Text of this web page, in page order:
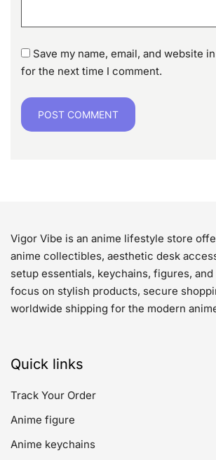
Save my name, email, and website
for the next time I comment.
Vigor Vibe is an anime lifestyle store
anime collectibles, aesthetic desk
setup essentials, keychains, figures, and
focus on stylish products, secure
worldwide shipping for the modern
Quick links
Track Your Order
Anime figure
Anime keychains